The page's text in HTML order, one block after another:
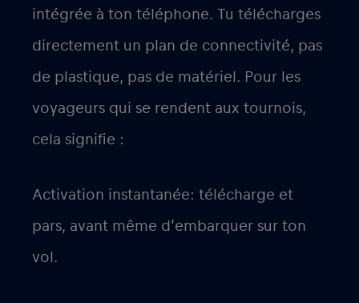
intégrée à ton téléphone. Tu télécharges
directement un plan de connectivité, pas
de plastique, pas de matériel. Pour les
voyageurs qui se rendent aux tournois,
cela signifie :
Activation instantanée: télécharge et
pars, avant même d’embarquer sur ton
vol.